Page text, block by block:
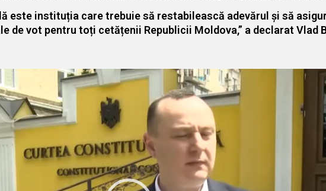
este instituția care trebuie să restabilească adevărul și să
de vot pentru toți cetățenii Republicii Moldova,” a declarat Vlad